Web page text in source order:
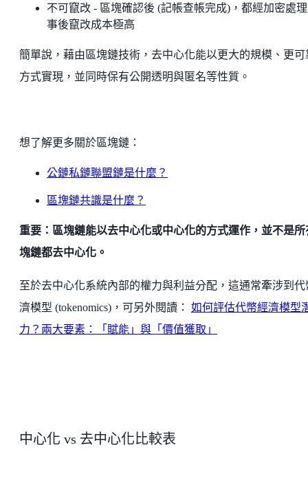
不可竄改 - 區塊確認後 (記帳查帳完成)，都經加密處
事後竄改成本極高
簡單說，藉由區塊鏈技術，去中心化能以更大的規模、更可
方式實現，並同時保有公開透明與匿名等性質。
想了解更多關於區塊鏈：
公鏈私鏈聯盟鏈是什麼？
區塊鏈共識是什麼？
重要：區塊鏈能以去中心化或中心化的方式運作，並不是所
塊鏈都去中心化。
至於去中心化系統內部的權力與利益分配，這通常牽涉到代
濟模型 (tokenomics)，可另外閱讀： 如何評估代幣經濟模型
力？兩大要素：「賦能」與「價值獲取」
中心化 vs 去中心化比較表